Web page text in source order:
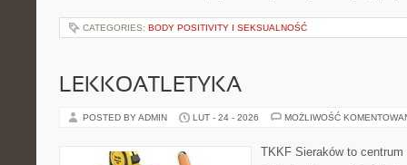
CATEGORIES: BODY POSITIVITY I SEKSUALNOŚĆ
LEKKOATLETYKA
POSTED BY ADMIN LUT - 24 - 2026 MOŻLIWOŚĆ
TKKF Sieraków to